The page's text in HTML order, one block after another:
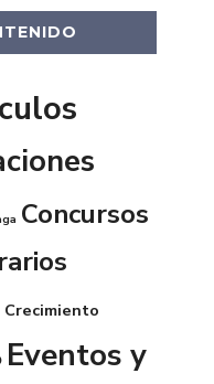
Concursos
Crecimiento
Eventos y